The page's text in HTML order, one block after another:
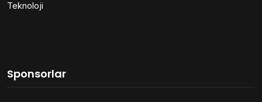
Teknoloji
Sponsorlar